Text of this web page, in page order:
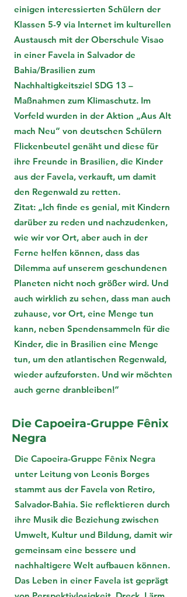
einigen interessierten Schülern der
Klassen 5-9 via Internet im kulturellen
Austausch mit der Oberschule Visao
in einer Favela in Salvador de
Bahia/Brasilien zum
Nachhaltigkeitsziel SDG 13 –
Maßnahmen zum Klimaschutz. Im
Vorfeld wurden in der Aktion „Aus Alt
mach Neu“ von deutschen Schülern
Flickenbeutel genäht und diese für
ihre Freunde in Brasilien, die Kinder
aus der Favela, verkauft, um damit
den Regenwald zu retten.
Zitat: „Ich finde es genial, mit Kindern
darüber zu reden und nachzudenken,
wie wir vor Ort, aber auch in der
Ferne helfen können, dass das
Dilemma auf unserem geschundenen
Planeten nicht noch größer wird. Und
auch wirklich zu sehen, dass man auch
zuhause, vor Ort, eine Menge tun
kann, neben Spendensammeln für die
Kinder, die in Brasilien eine Menge
tun, um den atlantischen Regenwald,
wieder aufzuforsten. Und wir möchten
auch gerne dranbleiben!“
Die Capoeira-Gruppe Fênix
Negra
Die Capoeira-Gruppe Fênix Negra
unter Leitung von Leonis Borges
stammt aus der Favela von Retiro,
Salvador-Bahia. Sie reﬂektieren durch
ihre Musik die Beziehung zwischen
Umwelt, Kultur und Bildung, damit wir
gemeinsam eine bessere und
nachhaltigere Welt aufbauen können.
Das Leben in einer Favela ist geprägt